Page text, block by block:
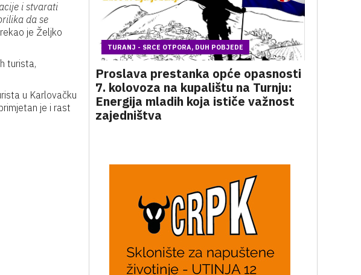
i stvarati
da se
je Željko
turista,
u Karlovačku
je i rast
TURANJ - SRCE OTPORA, DUH POBJEDE
Proslava prestanka opće opasnosti
7. kolovoza na kupalištu na Turnju:
Energija mladih koja ističe važnost
zajedništva